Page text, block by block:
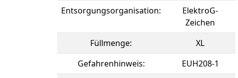
Entsorgungsorganisation:
ElektroG-
Zeichen
Füllmenge:
XL
Gefahrenhinweis:
EUH208-1